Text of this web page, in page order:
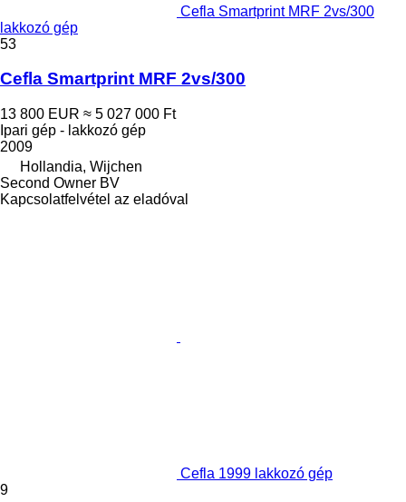
Cefla Smartprint MRF 2vs/300
lakkozó gép
53
Cefla Smartprint MRF 2vs/300
13 800 EUR ≈ 5 027 000 Ft
Ipari gép - lakkozó gép
2009
Hollandia, Wijchen
Second Owner BV
Kapcsolatfelvétel az eladóval
Cefla 1999 lakkozó gép
9